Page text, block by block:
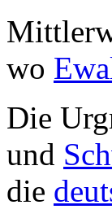
wo
Die
und
die